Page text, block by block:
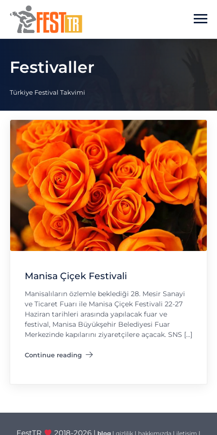
Ana içeriğe atla
Festivaller
Türkiye Festival Takvimi
Manisa Çiçek Festivali
Manisalıların özlemle beklediği 28. Mesir Sanayi
ve Ticaret Fuarı ile Manisa Çiçek Festivali 22-27
Haziran tarihleri arasında yapılacak fuar ve
festival, Manisa Büyükşehir Belediyesi Fuar
Merkezinde kapılarını ziyaretçilere açacak. SNS […]
Continue reading
"Manisa Çiçek Festivali"
FestTR 2018-2026 | blog| gizlilik| hakkımızda | iletişim |